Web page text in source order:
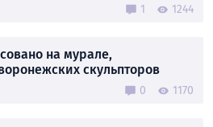
1 1244
на мурале,
скульпторов
0 1170